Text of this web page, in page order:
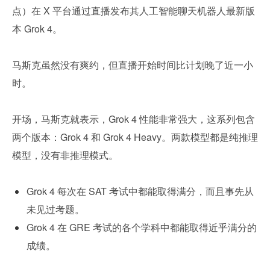
点）在 X 平台通过直播发布其人工智能聊天机器人最新版
本 Grok 4。
马斯克虽然没有爽约，但直播开始时间比计划晚了近一小
时。
开场，马斯克就表示，Grok 4 性能非常强大，这系列包含
两个版本：Grok 4 和 Grok 4 Heavy。两款模型都是纯推理
模型，没有非推理模式。
Grok 4 每次在 SAT 考试中都能取得满分，而且事先从
未见过考题。
Grok 4 在 GRE 考试的各个学科中都能取得近乎满分的
成绩。